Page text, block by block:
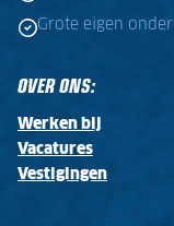
Grote eigen
OVER ONS:
Werken bij
Vacatures
Vestigingen